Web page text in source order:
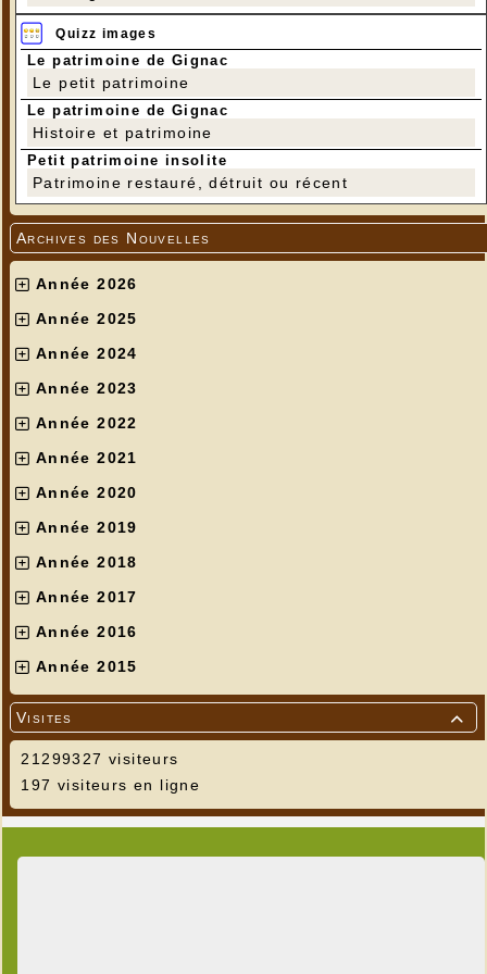
Quizz images
Le patrimoine de Gignac
Le petit patrimoine
Le patrimoine de Gignac
Histoire et patrimoine
Petit patrimoine insolite
Patrimoine restauré, détruit ou récent
Archives des Nouvelles
Année 2026
Année 2025
Année 2024
Année 2023
Année 2022
Année 2021
Année 2020
Année 2019
Année 2018
Année 2017
Année 2016
Année 2015

Visites
21299327 visiteurs
197 visiteurs en ligne